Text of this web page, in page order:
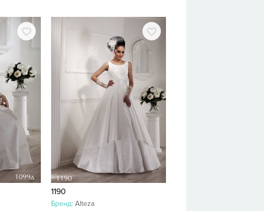
1190
Бренд: Alteza